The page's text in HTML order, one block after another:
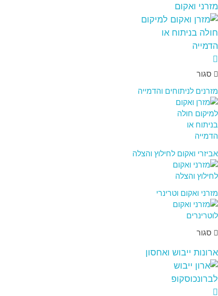
מזרני ואקום
סגור
מזרנים לניתוחים והדמייה
אביזרי ואקום לחילוץ והצלה
מזרני ואקום וטרינרי
סגור
ארונות ייבוש ואחסון